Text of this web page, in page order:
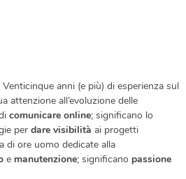
anni (e più) di esperienza sul
attenzione all’evoluzione delle
comunicare online; significano lo
per dare visibilità ai progetti
di ore uomo dedicate alla
e manutenzione; significano passione